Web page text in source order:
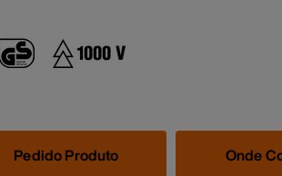
Pedido Produto Onde